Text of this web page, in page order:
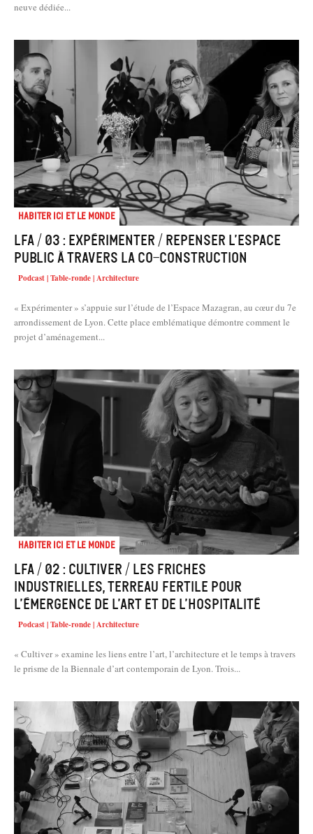
neuve dédiée...
Habiter Ici et le Monde
LFA / 03 : Expérimenter / Repenser l’espace
public à travers la co-construction
Podcast | Table-ronde | Architecture
« Expérimenter » s’appuie sur l’étude de l’Espace Mazagran, au cœur du 7e
arrondissement de Lyon. Cette place emblématique démontre comment le
projet d’aménagement...
Habiter Ici et le Monde
LFA / 02 : Cultiver / Les friches
industrielles, terreau fertile pour
l’émergence de l’art et de l’hospitalité
Podcast | Table-ronde | Architecture
« Cultiver » examine les liens entre l’art, l’architecture et le temps à travers
le prisme de la Biennale d’art contemporain de Lyon. Trois...